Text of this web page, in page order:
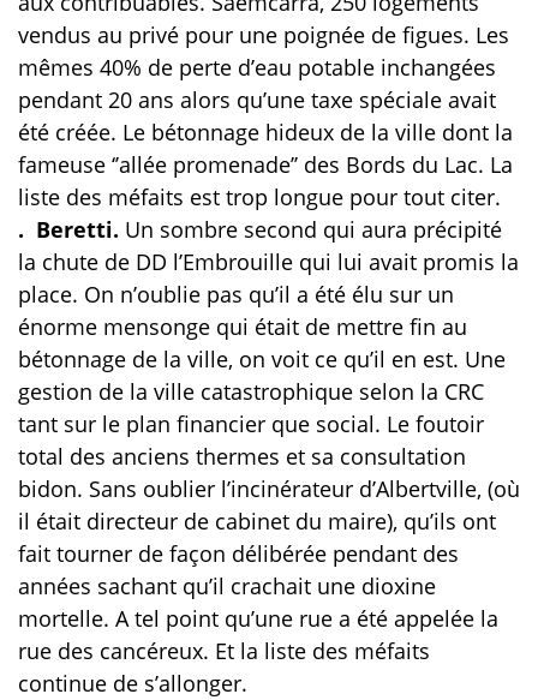
vendus au privé pour une poignée de figues. Les
mêmes 40% de perte d’eau potable inchangées
pendant 20 ans alors qu’une taxe spéciale avait
été créée. Le bétonnage hideux de la ville dont la
fameuse ‘’allée promenade’’ des Bords du Lac. La
liste des méfaits est trop longue pour tout citer.
. Beretti. Un sombre second qui aura précipité
la chute de DD l’Embrouille qui lui avait promis la
place. On n’oublie pas qu’il a été élu sur un
énorme mensonge qui était de mettre fin au
bétonnage de la ville, on voit ce qu’il en est. Une
gestion de la ville catastrophique selon la CRC
tant sur le plan financier que social. Le foutoir
total des anciens thermes et sa consultation
bidon. Sans oublier l’incinérateur d’Albertville, (où
il était directeur de cabinet du maire), qu’ils ont
fait tourner de façon délibérée pendant des
années sachant qu’il crachait une dioxine
mortelle. A tel point qu’une rue a été appelée la
rue des cancéreux. Et la liste des méfaits
continue de s’allonger.